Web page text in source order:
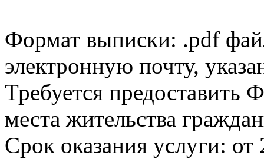
Формат выписки: .pdf
электронную почту,
Требуется
места жительства
Срок оказания услуги: от